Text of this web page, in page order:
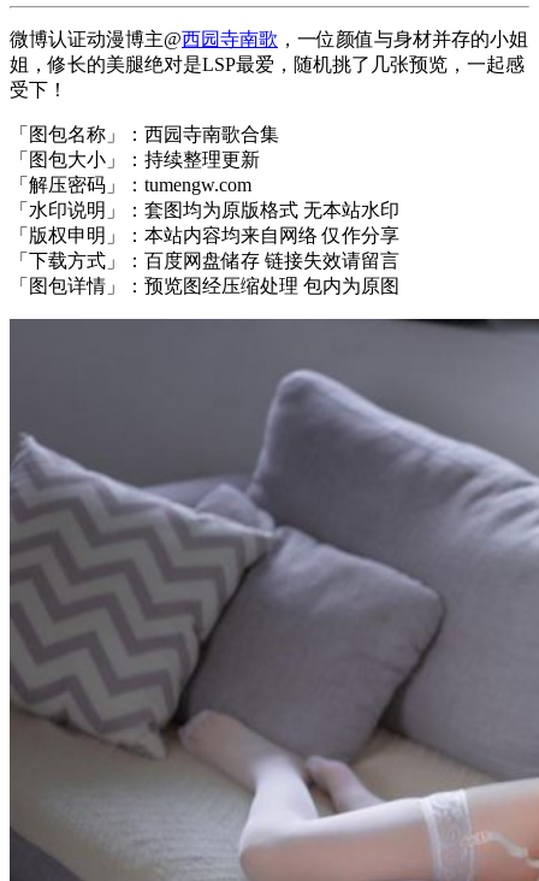
微博认证动漫博主@西园寺南歌 ，一位颜值与身材并存的小姐
姐，修长的美腿绝对是LSP最爱，随机挑了几张预览，一起感
受下！
「图包名称」：西园寺南歌合集
「图包大小」：持续整理更新
「解压密码」：tumengw.com
「水印说明」：套图均为原版格式 无本站水印
「版权申明」：本站内容均来自网络 仅作分享
「下载方式」：百度网盘储存 链接失效请留言
「图包详情」：预览图经压缩处理 包内为原图